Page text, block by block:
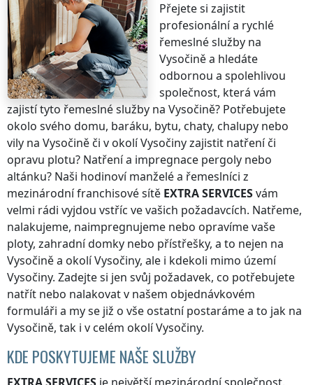
Přejete si zajistit
profesionální a rychlé
řemeslné služby na
Vysočiněa hledáte
odbornou a spolehlivou
společnost, která vám
zajistí tyto řemeslné služby na Vysočině? Potřebujete
okolo svého domu, baráku, bytu, chaty, chalupy nebo
vily na Vysočině či v okolíVysočinyzajistit natření či
opravu plotu? Natření a impregnace pergoly nebo
altánku? Naši hodinoví manželé a řemeslníci z
mezinárodní franchisové sítě EXTRA SERVICESvám
velmi rádi vyjdou vstříc ve vašich požadavcích. Natřeme,
nalakujeme, naimpregnujeme nebo opravíme vaše
ploty, zahradní domky nebo přístřešky, a to nejen na
Vysočiněa okolíVysočiny, ale i kdekoli mimo území
Vysočiny. Zadejte si jen svůj požadavek, co potřebujete
natřít nebo nalakovat v našem objednávkovém
formuláři a my se již o vše ostatní postaráme a to jak na
Vysočině, tak i v celém okolíVysočiny.
KDE POSKYTUJEME NAŠE SLUŽBY